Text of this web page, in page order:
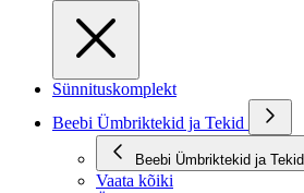
Sünnituskomplekt
Beebi Ümbriktekid ja Tekid
Beebi Ümbriktekid ja Tekid
Vaata kõiki